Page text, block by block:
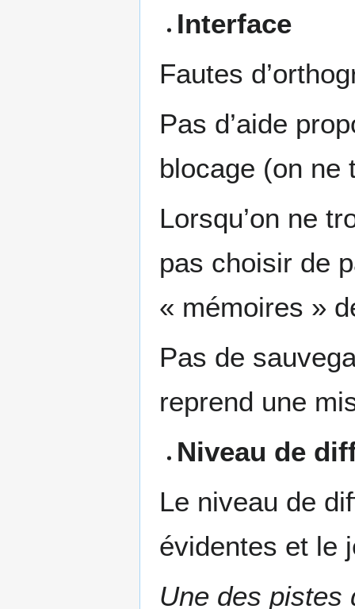
Interface
Fautes
Pas d’aide
blocage (on ne
Lorsqu’on ne
pas choisir de
« mémoires »
Pas de
reprend une
Niveau de
Le niveau de
évidentes et le
Une des pistes